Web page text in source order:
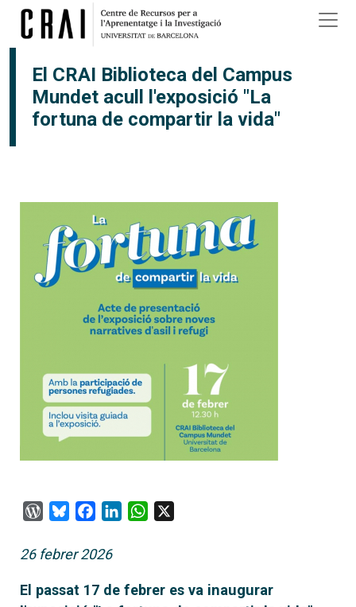
Vés al contingut
El CRAI Biblioteca del Campus
Mundet acull l'exposició "La
fortuna de compartir la vida"
WordPress
BlueskyFacebook
LinkedInWhatsApp
26 febrer 2026
El passat 17 de febrer es va inaugurar
×